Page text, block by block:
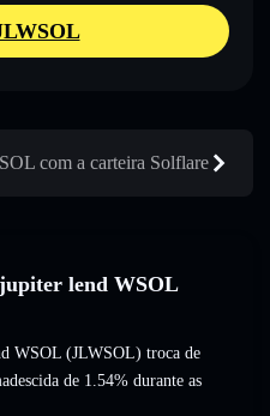
com a carteira Solflare
lend WSOL
WSOL (JLWSOL) troca de
de 1.54% durante as